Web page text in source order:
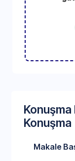
Konuşma
Konuşma
Makale